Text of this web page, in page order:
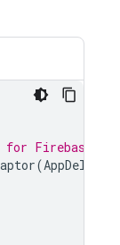
Firebase
(